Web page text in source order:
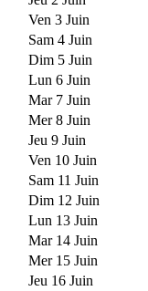
Ven 3 Juin
Sam 4 Juin
Dim 5 Juin
Lun 6 Juin
Mar 7 Juin
Mer 8 Juin
Jeu 9 Juin
Ven 10 Juin
Sam 11 Juin
Dim 12 Juin
Lun 13 Juin
Mar 14 Juin
Mer 15 Juin
Jeu 16 Juin